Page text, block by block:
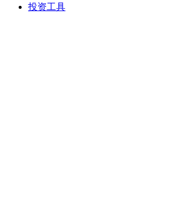
投资工具